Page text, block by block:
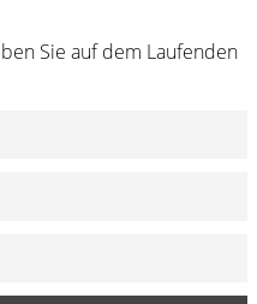
Sie auf dem Laufenden